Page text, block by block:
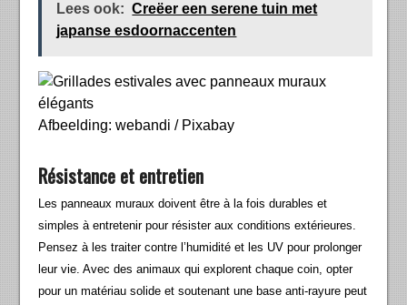
Lees ook: Creëer een serene tuin met
japanse esdoornaccenten
Afbeelding: webandi / Pixabay
Résistance et entretien
Les panneaux muraux doivent être à la fois durables et
simples à entretenir pour résister aux conditions extérieures.
Pensez à les traiter contre l’humidité et les UV pour prolonger
leur vie. Avec des animaux qui explorent chaque coin, opter
pour un matériau solide et soutenant une base anti-rayure peut